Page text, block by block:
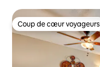
Coup de cœur voyageurs
Coup de cœur voyageurs